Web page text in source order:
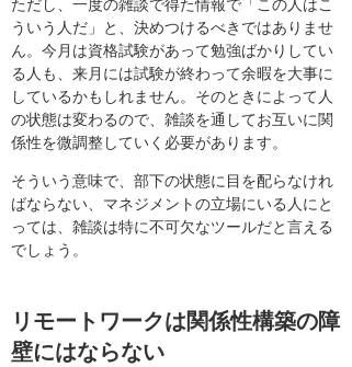
ただし、一度の雑談で得た情報で「この人はこ
ういう人だ」と、決めつけるべきではありませ
ん。今月は資格試験があって勉強ばかりしてい
る人も、来月には試験が終わって余暇を大事に
しているかもしれません。そのときによって人
の状態は変わるので、雑談を通してお互いに関
係性を微調整していく必要があります。
そういう意味で、部下の状態に目を配らなけれ
ばならない、マネジメントの立場にいる人にと
っては、雑談は特に不可欠なツールだと言える
でしょう。
リモートワークは関係性構築の障
壁にはならない